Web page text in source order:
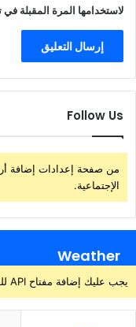
لاستخدامها المرة المقبلة في
Follow Us
من صفحة إعدادات إضافة
الإجتماعية.
Weather
يجب عليك إضافة مفتاح API للطقس من خلال صفحة إعدادات القالب > الدمج